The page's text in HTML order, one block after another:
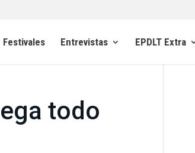
Festivales Entrevistas EPDLT Extra
todo